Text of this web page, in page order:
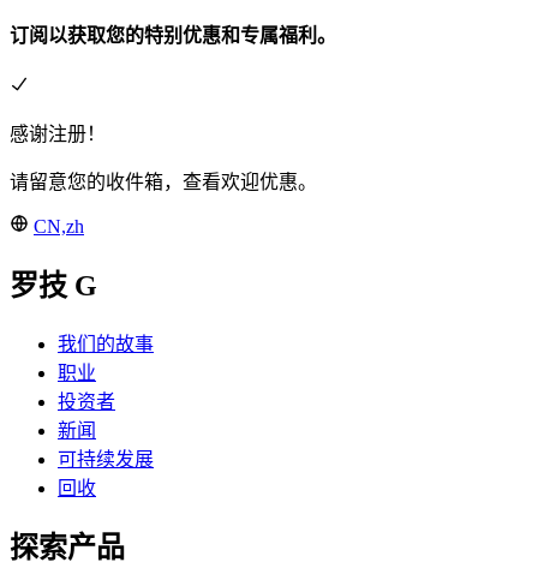
订阅以获取您的特别优惠和专属福利。
感谢注册！
请留意您的收件箱，查看欢迎优惠。
CN,zh
罗技 G
我们的故事
职业
投资者
新闻
可持续发展
回收
探索产品